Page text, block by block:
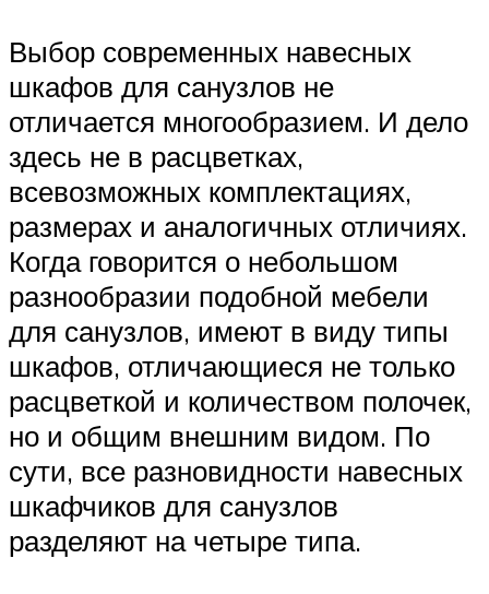
Выбор современных навесных
шкафов для санузлов не
отличается многообразием. И дело
здесь не в расцветках,
всевозможных комплектациях,
размерах и аналогичных отличиях.
Когда говорится о небольшом
разнообразии подобной мебели
для санузлов, имеют в виду типы
шкафов, отличающиеся не только
расцветкой и количеством полочек,
но и общим внешним видом. По
сути, все разновидности навесных
шкафчиков для санузлов
разделяют на четыре типа.